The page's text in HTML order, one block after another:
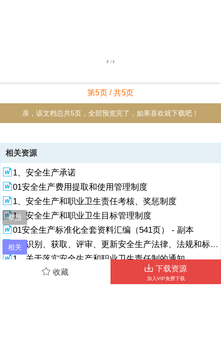
收藏 下载资源
加入VIP免费下载
相关
举报
第5页 / 共5页
亲，该文档总共5页，全部预览完了，如果喜欢就下载吧！
资源描述
1、安全生产变化管理制度安全变化管理工作制度 为加强矿井安全生产
变化的管理，掌握现场变化情况，实现主动超前预测变化、科学减少变
化、有效控制变化，真正把变化落实在基层、落实在现场，着重从人
员、时段、“三工”和环境变化四个方面抓好管控，提高安全管理力度、
精度，构建透明、简洁、高效的安全生产体系，实现变化条件下的安全
生产，特制定本规定。 一、人员变化 (一)、新工人入矿 1、必须进行专
业技术培训，经考试合格，取得相应安全资格证后，方可持证上岗。
2、由单位组织学习相关规程措施，经考试合格后，方可从事施工作
业。 3、签订师徒协议，在师傅带领和指导下进行作业，并做到同上同
下同休息。 （二）、借调人员 1、本
2、专业内借调人员，由借用单位组织学习规程、措施，并经考试合格
后，方可上岗工作。 2、跨专业借调人员，必须进行专业技术培训，经
相关资源
1、安全生产承诺
01安全生产费用提取和使用管理制度
1、安全生产和职业卫生责任考核、奖惩制度
1、安全生产和职业卫生目标管理制度
01安全生产标准化全套资料汇编（541页） - 副本
1、识别、获取、评审、更新安全生产法律、法规和标准规范管理制度
1、关于落实安全生产和职业卫生责任制的通知
1、安全生产和职业卫生责任制管理制度
1.总经理（主要负责人）安全生产责任书